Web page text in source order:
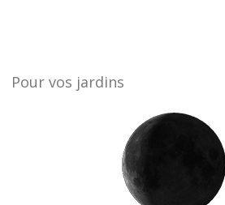
Pour vos jardins